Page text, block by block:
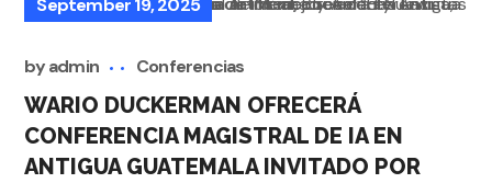
September 19, 2025
byadmin Conferencias
WARIO DUCKERMAN OFRECERÁ
CONFERENCIA MAGISTRAL DE IA EN
ANTIGUA GUATEMALA INVITADO POR